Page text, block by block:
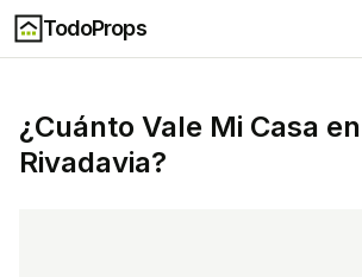
TodoProps
¿Cuánto Vale Mi Casa en
Rivadavia?